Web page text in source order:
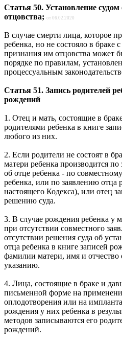
Статья 50. Установление
отцовства; от 06.02.2020
В случае смерти лица, которое
ребенка, но не состояло в браке
признания им отцовства может
порядке по правилам,
процессуальным
Статья 51. Запись родителей
рождений
1. Отец и мать, состоящие в
родителями ребенка в книге
любого из них.
2. Если родители не состоят в
матери ребенка производится
об отце ребенка - по
ребенка, или по заявлению отца
настоящего Кодекса), или отец
решению суда.
3. В случае рождения ребенка у
при отсутствии совместного
отсутствии решения суда об
отца ребенка в книге записей
фамилии матери, имя и отчество
указанию.
4. Лица, состоящие в браке и
письменной форме на
оплодотворения или на
рождения у них ребенка в
методов записываются его
рождений.